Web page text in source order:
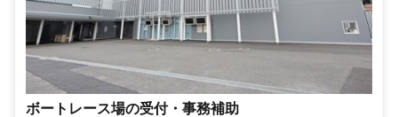
ボートレース場の受付・事務補助